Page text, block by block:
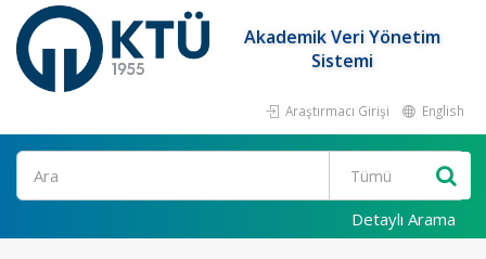
Akademik Veri Yönetim
Sistemi
Araştırmacı Girişi English
Ara
Detaylı Arama